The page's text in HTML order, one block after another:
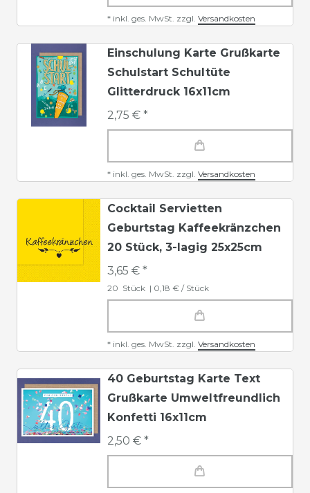
* inkl. ges. MwSt. zzgl. Versandkosten
Einschulung Karte Grußkarte
Schulstart Schultüte
Glitterdruck 16x11cm
2,75 € *
* inkl. ges. MwSt. zzgl. Versandkosten
Cocktail Servietten
Geburtstag Kaffeekränzchen
20 Stück, 3-lagig 25x25cm
3,65 € *
20 Stück | 0,18 € / Stück
* inkl. ges. MwSt. zzgl. Versandkosten
40 Geburtstag Karte Text
Grußkarte Umweltfreundlich
Konfetti 16x11cm
2,50 € *